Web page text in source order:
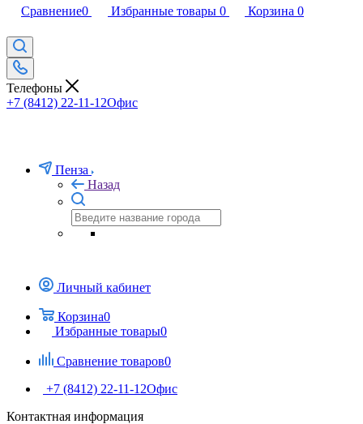
Сравнение0 Избранные товары 0 Корзина 0
Телефоны
+7 (8412) 22-11-12Офис
Пенза
Назад
Личный кабинет
Корзина0
Избранные товары0
Сравнение товаров0
+7 (8412) 22-11-12Офис
Контактная информация